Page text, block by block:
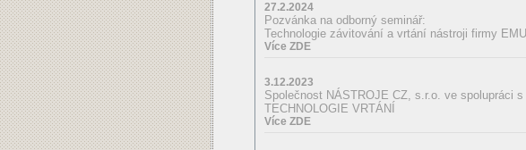
27.2.2024
Pozvánka na odborný seminář:
Technologie závitování a vrtání nástroji firmy
Více ZDE
3.12.2023
Společnost NÁSTROJE CZ, s.r.o. ve spolupráci
TECHNOLOGIE VRTÁNÍ
Více ZDE